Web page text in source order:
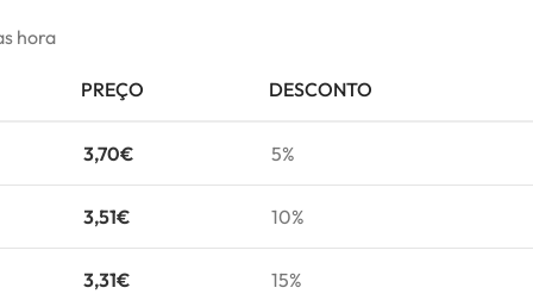
hora
PREÇO DESCONTO
3,70€ 5%
3,51€ 10%
3,31€ 15%